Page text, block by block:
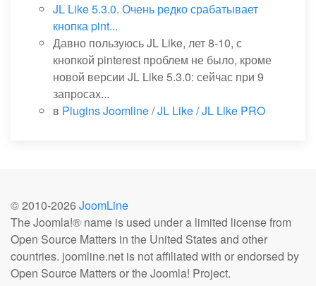
JL Like 5.3.0. Очень редко срабатывает
кнопка pint...
Давно пользуюсь JL Like, лет 8-10, с
кнопкой pinterest проблем не было, кроме
новой версии JL Like 5.3.0: сейчас при 9
запросах...
в Plugins Joomline/JL Like / JL Like PRO
© 2010-2026 JoomLine
The Joomla!® name is used under a limited license from
Open Source Matters in the United States and other
countries. joomline.net is not affiliated with or endorsed by
Open Source Matters or the Joomla! Project.